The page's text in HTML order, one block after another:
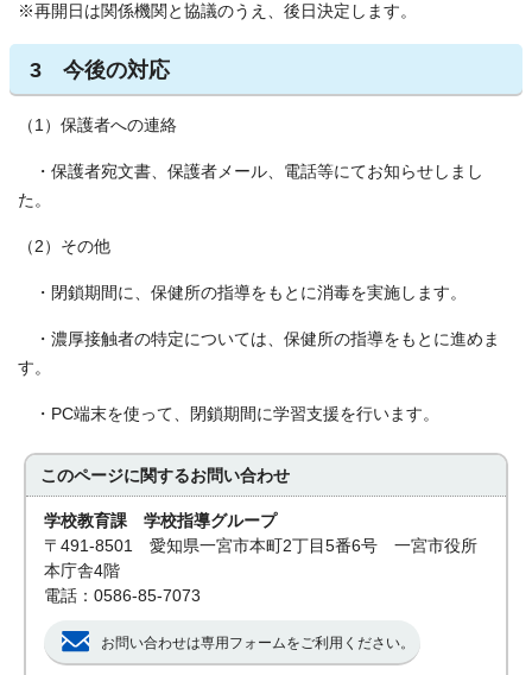
※再開日は関係機関と協議のうえ、後日決定します。
3 今後の対応
（1）保護者への連絡
・保護者宛文書、保護者メール、電話等にてお知らせしまし
た。
（2）その他
・閉鎖期間に、保健所の指導をもとに消毒を実施します。
・濃厚接触者の特定については、保健所の指導をもとに進めま
す。
・PC端末を使って、閉鎖期間に学習支援を行います。
このページに関するお問い合わせ
学校教育課 学校指導グループ
〒491-8501 愛知県一宮市本町2丁目5番6号 一宮市役所
本庁舎4階
電話：0586-85-7073
お問い合わせは専用フォームをご利用ください。